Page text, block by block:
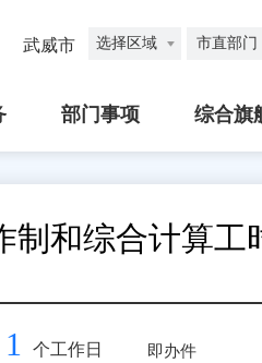
武威市 选择区域 市直部门
部门事项 综合旗
制和综合计算工
1 个工作日
即办件